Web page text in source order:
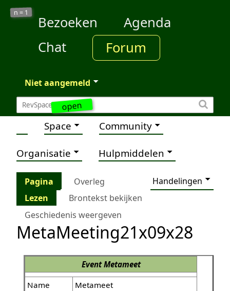
open
n = 1
Bezoeken
Agenda
Chat
Forum
Niet aangemeld
Space Community
Organisatie Hulpmiddelen
Pagina Overleg
Handelingen
Lezen
Brontekst bekijken
Geschiedenis weergeven
MetaMeeting21x09x28
EventMetameet
Name
Metameet